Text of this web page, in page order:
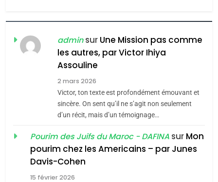
FIÈRE, DIGNE ET RÉSILIENTE :
POURQUOI JE REVENDIQUE
MA JUDAÏTE par Thérèse
Zrihen-Dvir
ISRAÉL JUDAISME
CE QUI NOUS MANQUE –
Jacques Hadida
JUDAISME
Maroc : Les amandes de
Tafraout, le miel de Tadla
adminsur Une Mission pas comme
les autres, par Victor Ihiya
Assouline
2 mars 2026
Victor, ton texte est profondément émouvant et
sincère. On sent qu’il ne s’agit non seulement
d’un récit, mais d’un témoignage…
Pourim des Juifs du Maroc - DAFINA sur Mon
pourim chez les Americains – par Junes
Davis-Cohen
15 février 2026